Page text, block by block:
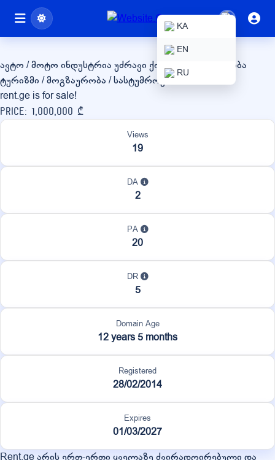
KA
EN
RU
rent.ge
ავტო / მოტო ინდუსტრია უძრავი ქონება / მშენებლობა
ტურიზმი / მოგზაურობა / სასტუმროები
rent.ge is for sale!
Price: 1,000,000 ₾
Views
19
DA
2
PA
20
DR
5
Domain Age
12 years 5 months
Registered
28/02/2014
Expires
01/03/2027
Rent.ge არის ერთ-ერთი ყველაზე ძვირადღირებული და